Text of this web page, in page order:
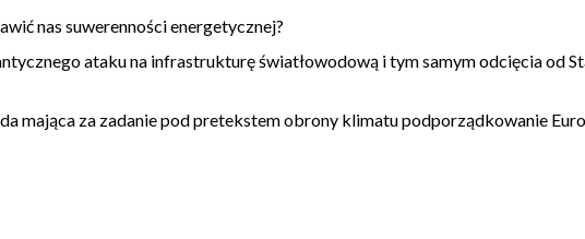
nas suwerenności energetycznej?
ataku na infrastrukturę światłowodową i tym samym odcięcia od
mająca za zadanie pod pretekstem obrony klimatu podporządkowanie